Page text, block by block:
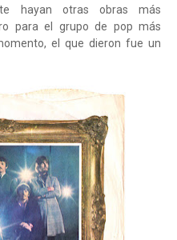
hayan otras obras más
para el grupo de pop más
el que dieron fue un